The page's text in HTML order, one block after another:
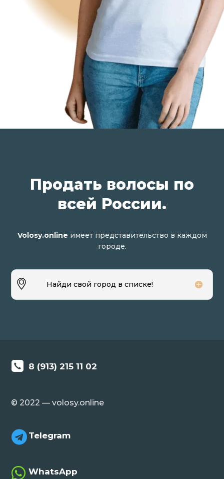
Продать волосы по
всей России.
Volosy.online имеет представительство в каждом
городе.
Найди свой город в списке!
8 (913) 215 11 02
© 2022 — volosy.online
 Telegram
 WhatsApp